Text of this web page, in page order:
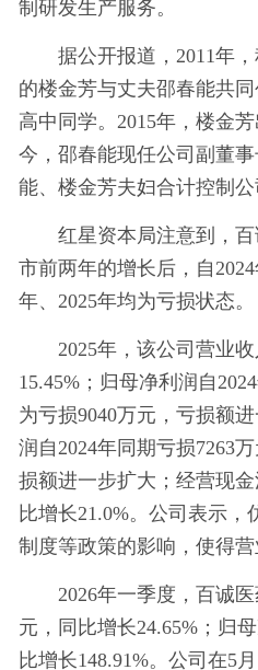
制研发生产服务。
据公开报道，2011年
的楼金芳与丈夫邵春能共
高中同学。2015年，楼金
今，邵春能现任公司副董
能、楼金芳夫妇合计控制公
红星资本局注意到，
市前两年的增长后，自
年、2025年均为亏损状态。
2025年，该公司营业
15.45%；归母净利润自
为亏损9040万元，亏损额
润自2024年同期亏损7263
损额进一步扩大；经营现
比增长21.0%。公司表示
制度等政策的影响，使得营
2026年一季度，百诚
元，同比增长24.65%；归
比增长148.91%。公司在5